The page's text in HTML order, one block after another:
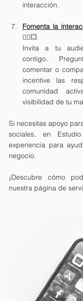
interacción.
Fomenta la
🙋‍♀️💥
Invita a tu
contigo.
comentar o
incentive las
comunidad
visibilidad de tu
Si necesitas apoyo
sociales, en
experiencia para
negocio.
¡Descubre cómo
nuestra página de